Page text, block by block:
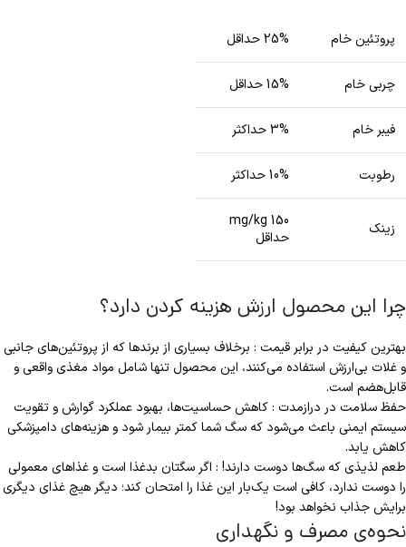
پروتئین خام 25% حداقل
چربی خام 15% حداقل
فیبر خام 3% حداکثر
رطوبت 10% حداکثر
زینک
150 mg/kg
حداقل
چرا این محصول ارزش هزینه کردن دارد؟
بهترین کیفیت در برابر قیمت : برخلاف بسیاری از برندها که از پروتئین‌های جانبی
و غلات بی‌ارزش استفاده می‌کنند، این محصول تنها شامل مواد مغذی واقعی و
قابل‌هضم است.
حفظ سلامت در درازمدت : کاهش حساسیت‌ها، بهبود عملکرد گوارش و تقویت
سیستم ایمنی باعث می‌شود که سگ شما کمتر بیمار شود و هزینه‌های دامپزشکی
کاهش یابد.
طعم لذیذی که سگ‌ها دوست دارند! : اگر سگتان بدغذا است و غذاهای معمولی
را دوست ندارد، کافی است یک‌بار این غذا را امتحان کند؛ دیگر هیچ غذای دیگری
برایش جذاب نخواهد بود!
نحوه‌ی مصرف و نگهداری